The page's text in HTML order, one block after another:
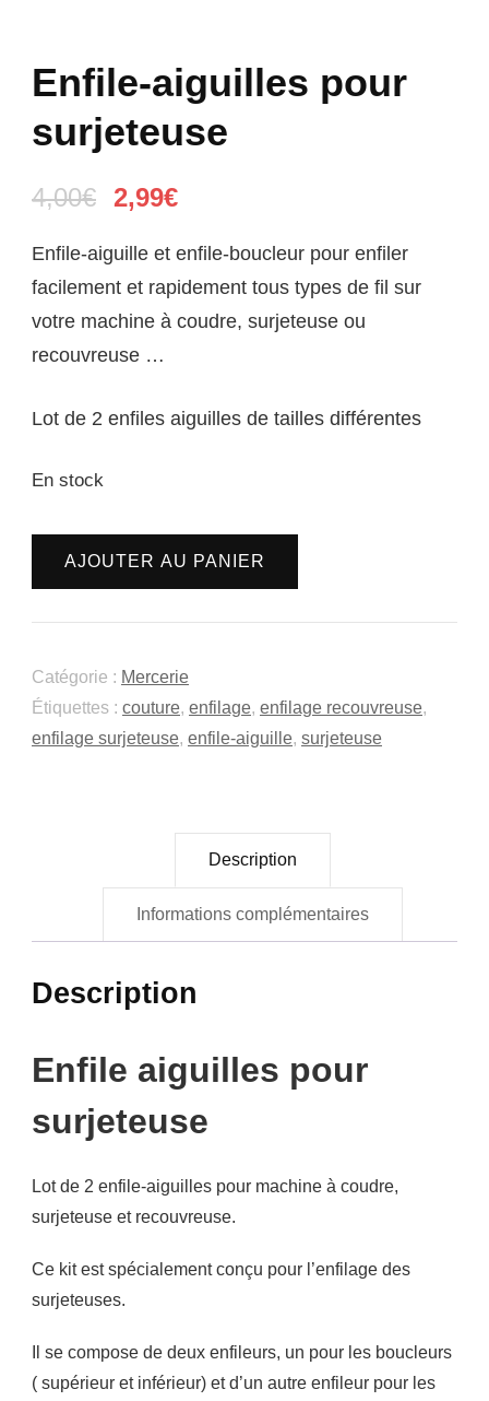
Enfile-aiguilles pour
surjeteuse
4,00€
Le
initial
était :
2,99€
actuel
est :
2,99€.
Enfile-aiguille et enfile-boucleur pour enfiler
facilement et rapidement tous types de fil sur
votre machine à coudre, surjeteuse ou
recouvreuse …
Lot de 2 enfiles aiguilles de tailles différentes
En stock
quantité
pour
surjeteuse
AJOUTER AU PANIER
Catégorie : Mercerie
Étiquettes : couture, enfilage, enfilage recouvreuse,
enfilage surjeteuse, enfile-aiguille, surjeteuse
Description
Informations complémentaires
Description
Enfile aiguilles pour
surjeteuse
Lot de 2 enfile-aiguilles pour machine à coudre,
surjeteuse et recouvreuse.
Ce kit est spécialement conçu pour l’enfilage des
surjeteuses.
Il se compose de deux enfileurs, un pour les boucleurs
( supérieur et inférieur) et d’un autre enfileur pour les